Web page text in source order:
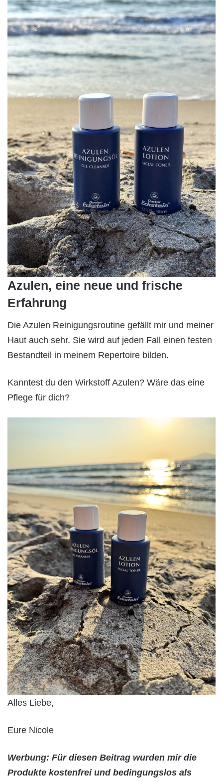
Azulen, eine neue und frische
Erfahrung
Die Azulen Reinigungsroutine gefällt mir und meiner
Haut auch sehr. Sie wird auf jeden Fall einen festen
Bestandteil in meinem Repertoire bilden.
Kanntest du den Wirkstoff Azulen? Wäre das eine
Pflege für dich?
Alles Liebe,
Eure Nicole
Werbung: Für diesen Beitrag wurden mir die
Produkte kostenfrei und bedingungslos als